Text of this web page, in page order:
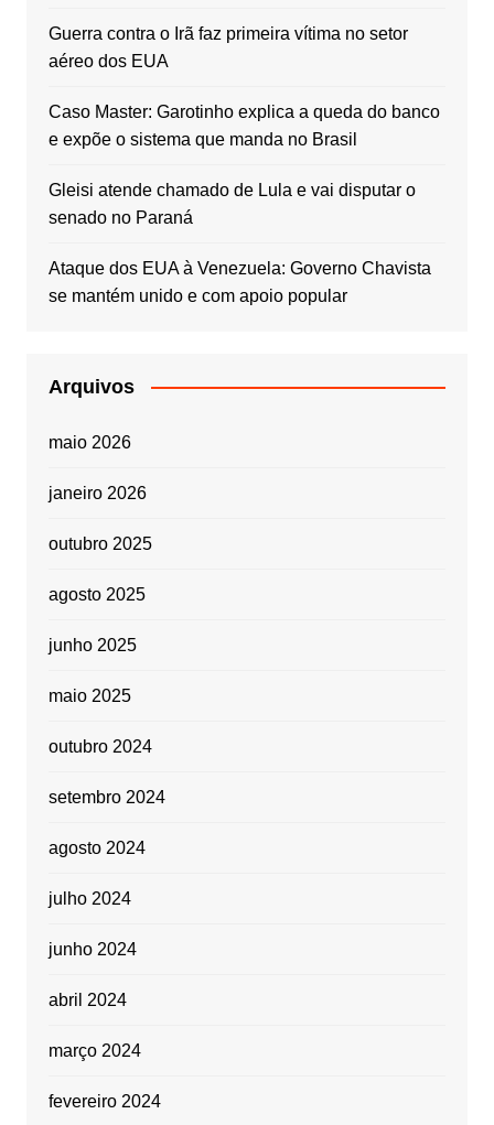
Guerra contra o Irã faz primeira vítima no setor
aéreo dos EUA
Caso Master: Garotinho explica a queda do banco
e expõe o sistema que manda no Brasil
Gleisi atende chamado de Lula e vai disputar o
senado no Paraná
Ataque dos EUA à Venezuela: Governo Chavista
se mantém unido e com apoio popular
Arquivos
maio 2026
janeiro 2026
outubro 2025
agosto 2025
junho 2025
maio 2025
outubro 2024
setembro 2024
agosto 2024
julho 2024
junho 2024
abril 2024
março 2024
fevereiro 2024